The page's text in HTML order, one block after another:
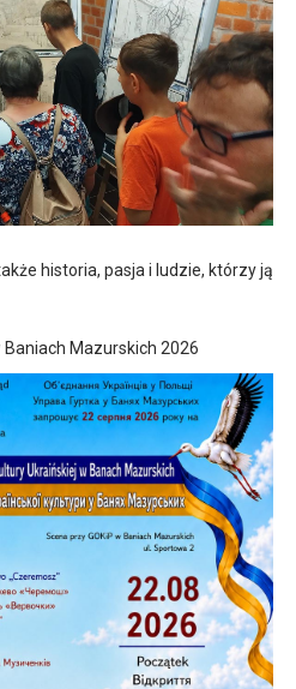
historia, pasja i ludzie, którzy ją
Mazurskich 2026